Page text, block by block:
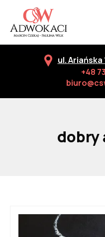
ul. Ariańska
+48
dobry